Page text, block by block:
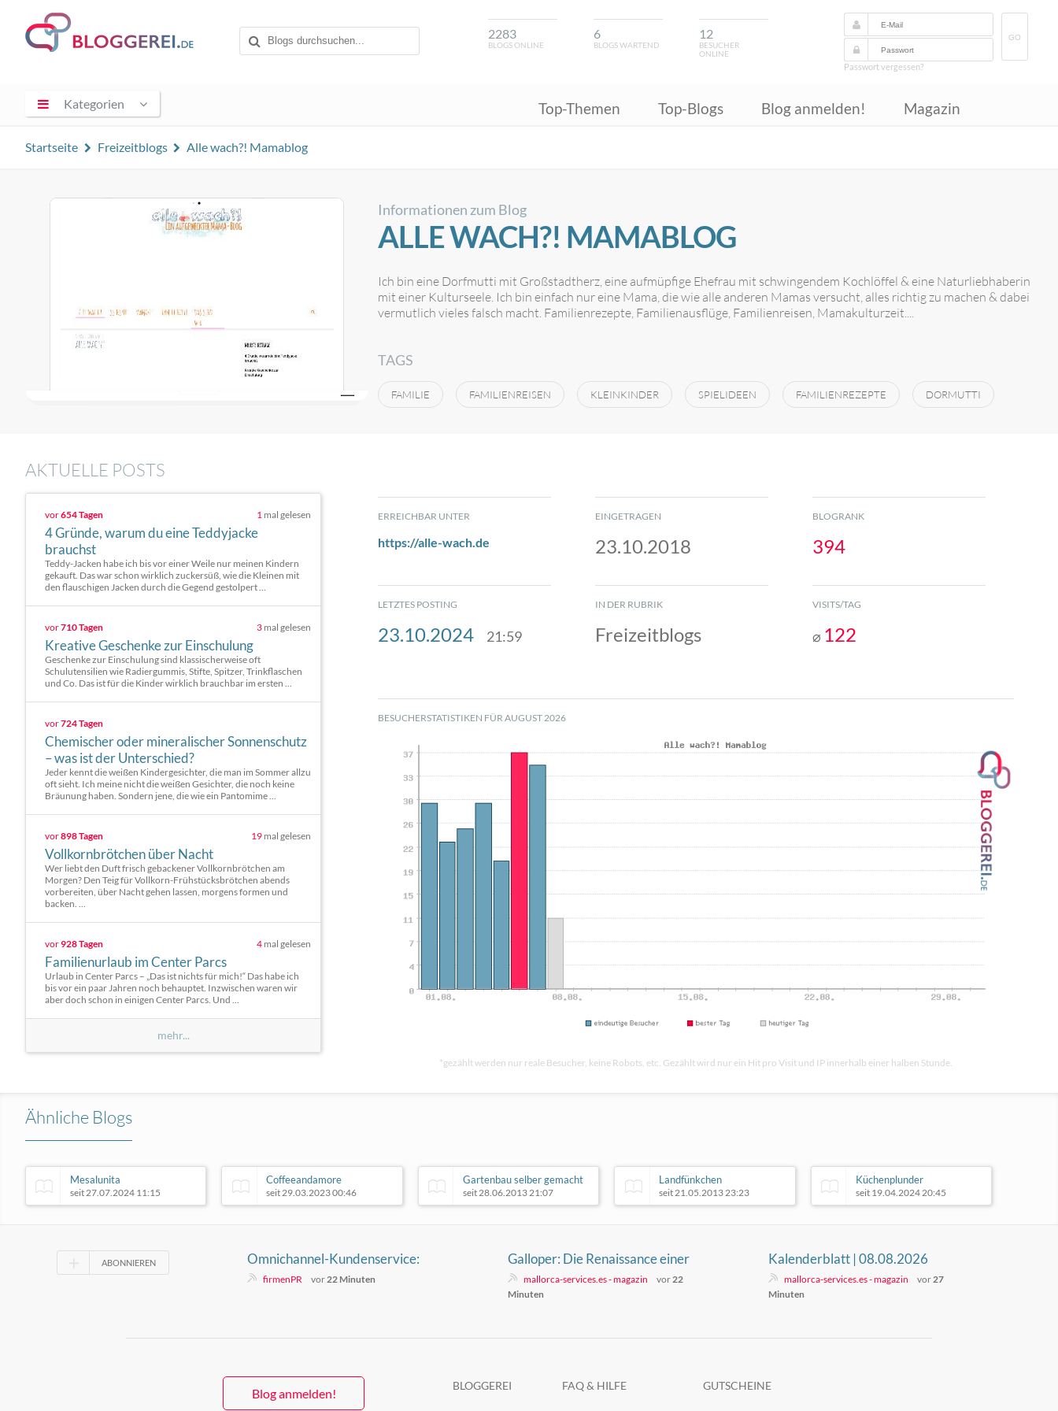
2283
BLOGS ONLINE
6
BLOGS WARTEND
12
BESUCHER
ONLINE
GO
Passwort vergessen?
Kategorien Top-Themen Top-Blogs Blog anmelden! Magazin
Startseite Freizeitblogs Alle wach?! Mamablog
Informationen zum Blog
ALLE WACH?! MAMABLOG
Ich bin eine Dorfmutti mit Großstadtherz, eine aufmüpfige Ehefrau mit schwingendem Kochlöffel & eine Naturliebhaberin
mit einer Kulturseele. Ich bin einfach nur eine Mama, die wie alle anderen Mamas versucht, alles richtig zu machen & dabei
vermutlich vieles falsch macht. Familienrezepte, Familienausflüge, Familienreisen, Mamakulturzeit....
TAGS
FAMILIE FAMILIENREISEN KLEINKINDER SPIELIDEEN FAMILIENREZEPTE DORMUTTI
AKTUELLE POSTS
vor654 Tagen 1 mal gelesen
4 Gründe, warum du eine Teddyjacke
brauchst
Teddy-Jacken habe ich bis vor einer Weile nur meinen Kindern
gekauft. Das war schon wirklich zuckersüß, wie die Kleinen mit
den flauschigen Jacken durch die Gegend gestolpert ...
vor710 Tagen 3 mal gelesen
Kreative Geschenke zur Einschulung
Geschenke zur Einschulung sind klassischerweise oft
Schulutensilien wie Radiergummis, Stifte, Spitzer, Trinkflaschen
und Co. Das ist für die Kinder wirklich brauchbar im ersten ...
vor724 Tagen
Chemischer oder mineralischer Sonnenschutz
– was ist der Unterschied?
Jeder kennt die weißen Kindergesichter, die man im Sommer allzu
oft sieht. Ich meine nicht die weißen Gesichter, die noch keine
Bräunung haben. Sondern jene, die wie ein Pantomime ...
vor898 Tagen 19 mal gelesen
Vollkornbrötchen über Nacht
Wer liebt den Duft frisch gebackener Vollkornbrötchen am
Morgen? Den Teig für Vollkorn-Frühstücksbrötchen abends
vorbereiten, über Nacht gehen lassen, morgens formen und
backen. ...
vor928 Tagen 4 mal gelesen
Familienurlaub im Center Parcs
Urlaub in Center Parcs – „Das ist nichts für mich!“ Das habe ich
bis vor ein paar Jahren noch behauptet. Inzwischen waren wir
aber doch schon in einigen Center Parcs. Und ...
mehr...
ERREICHBAR UNTER
https://alle-wach.de
EINGETRAGEN
23.10.2018
BLOGRANK
394
LETZTES POSTING
23.10.2024 21:59
IN DER RUBRIK
Freizeitblogs
VISITS/TAG
⌀ 122
BESUCHERSTATISTIKEN FÜR AUGUST 2026
*gezählt werden nur reale Besucher, keine Robots, etc. Gezählt wird nur ein Hit pro Visit und IP innerhalb einer halben Stunde.
Ähnliche Blogs
Mesalunita
seit 27.07.2024 11:15
Coffeeandamore
seit 29.03.2023 00:46
Gartenbau selber gemacht
seit 28.06.2013 21:07
Landfünkchen
seit 21.05.2013 23:23
Küchenplunder
seit 19.04.2024 20:45
ABONNIEREN
Omnichannel-Kundenservice:
Warum Beschwerden heute
firmenPR vor 22 Minuten
Galloper: Die Renaissance einer
spanischen Automarke
mallorca-services.es - magazin vor 22
Minuten
Kalenderblatt | 08.08.2026
mallorca-services.es - magazin vor 27
Minuten
Blog anmelden!
BLOGGEREI FAQ & HILFE GUTSCHEINE